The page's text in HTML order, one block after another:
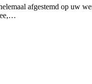
afgestemd op uw